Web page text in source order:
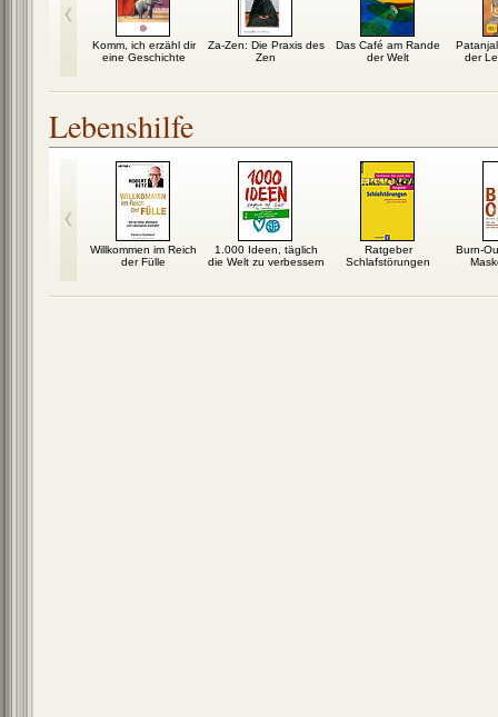
Komm, ich erzähl dir
eine Geschichte
Za-Zen: Die Praxis des
Zen
Das Café am Rande
der Welt
der
Lebenshilfe
Willkommen im Reich
der Fülle
1.000 Ideen, täglich
die Welt zu verbessern
Ratgeber
Schlafstörungen
Burn-